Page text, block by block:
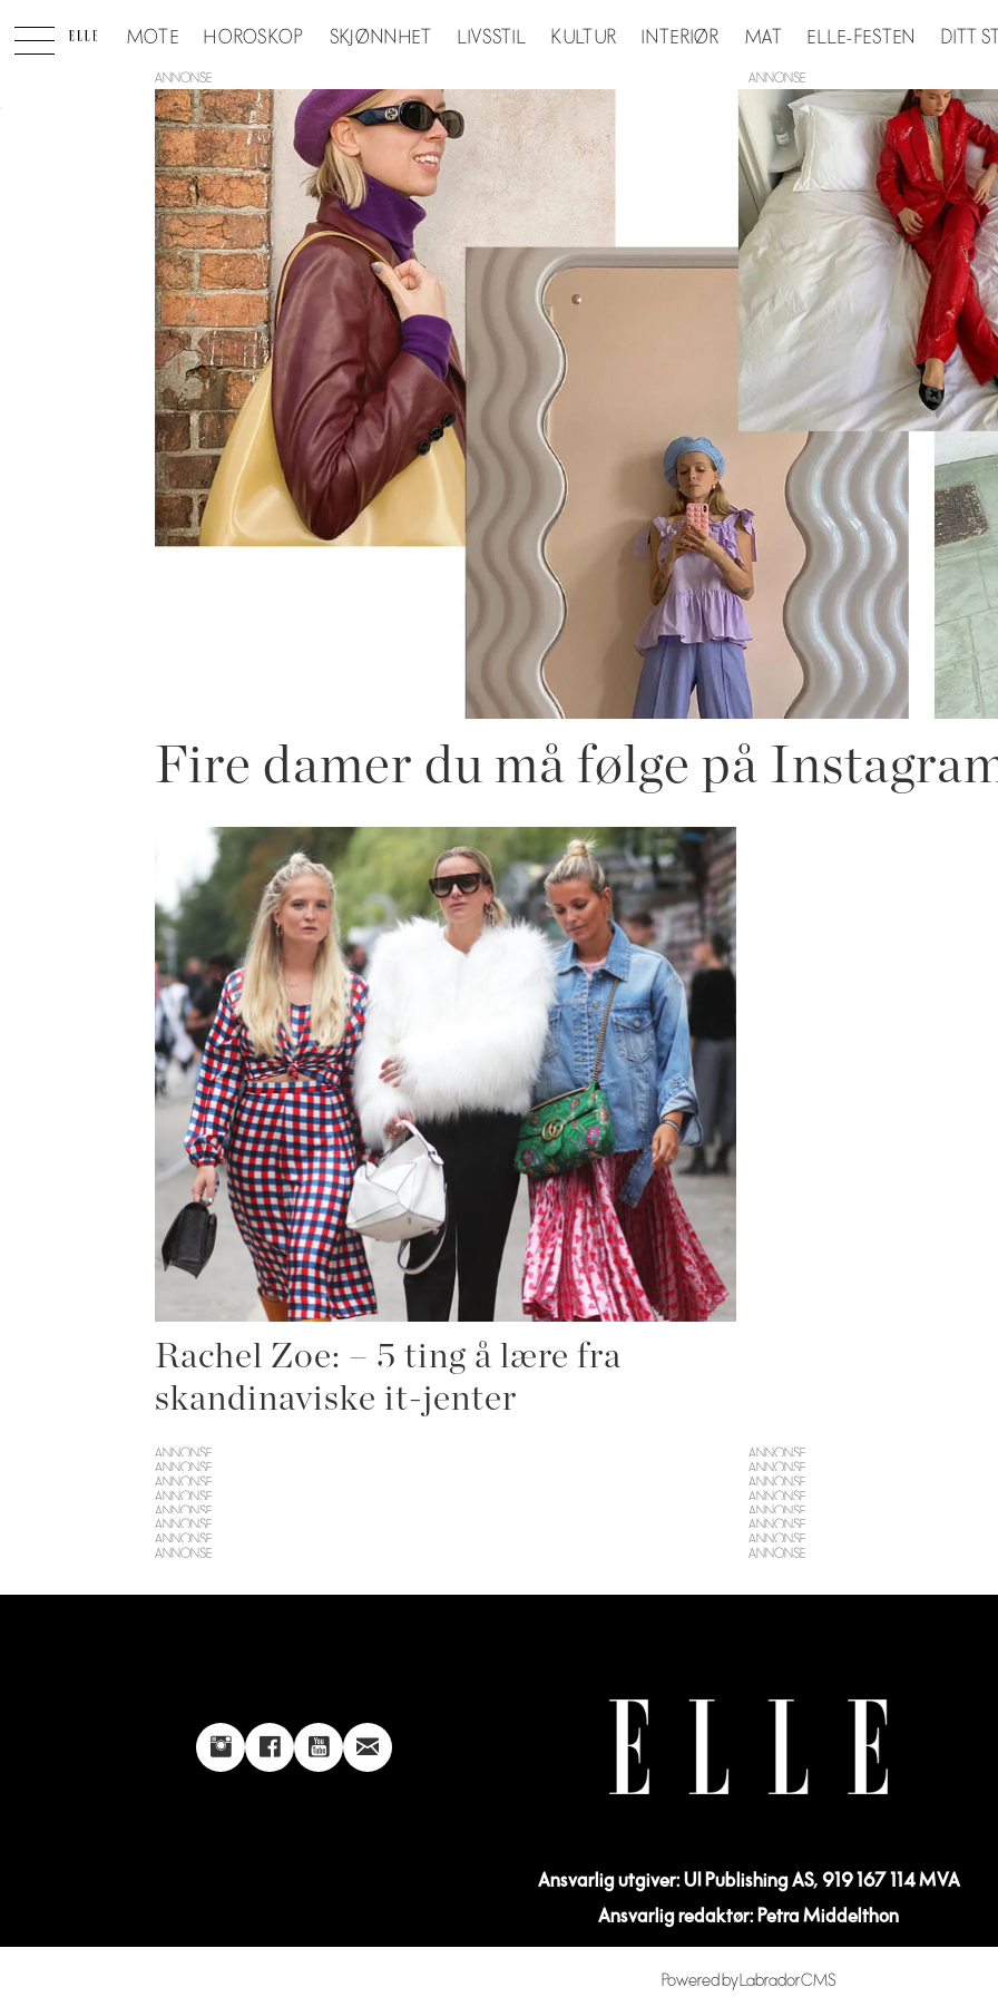
MOTE HOROSKOP SKJØNNHET LIVSSTIL KULTUR INTERIØR MAT ELLE-FESTEN DITT
Tag:
skandinaviske
ANNONSE
Fire damer du må følge på
Rachel Zoe: – 5 ting å lære fra
skandinaviske it-jenter
ANNONSE
ANNONSE
ANNONSE
ANNONSE
ANNONSE
ANNONSE
ANNONSE
ANNONSE
Ansvarlig utgiver: UI Publishing AS, 919 167 114 MVA
Ansvarlig redaktør: Petra Middelthon
Powered by Labrador CMS